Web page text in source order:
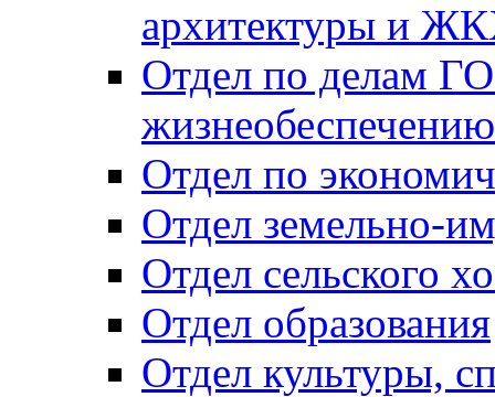
архитектуры и
Отдел по делам
Отдел по
Отдел земельно-
Отдел сельского
Отдел образования
Отдел культуры,